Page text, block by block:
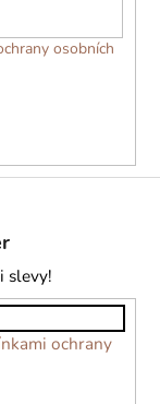
osobních
slevy!
ochrany